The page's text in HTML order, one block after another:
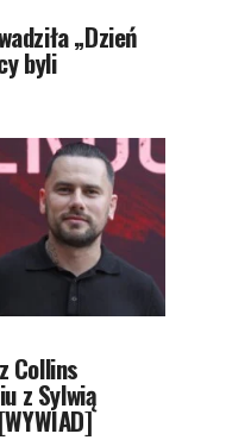
„Dzień
byli
Collins
z Sylwią